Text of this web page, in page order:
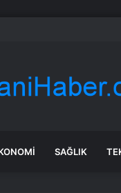
açıklaması: Hukuki yollara
SAĞLIK